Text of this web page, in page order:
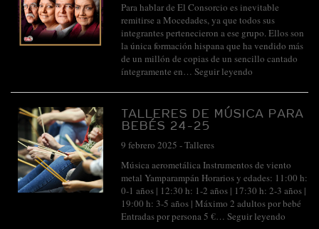
Para hablar de El Consorcio es inevitable
remitirse a Mocedades, ya que todos sus
integrantes pertenecieron a ese grupo. Ellos son
la única formación hispana que ha vendido más
de un millón de copias de un sencillo cantado
íntegramente en… Seguir leyendo
TALLERES DE MÚSICA PARA
BEBÉS 24-25
9 febrero 2025 -Talleres
Música aerometálica Instrumentos de viento
metal Yamparampán Horarios y edades: 11:00 h:
0-1 años | 12:30 h: 1-2 años | 17:30 h: 2-3 años |
19:00 h: 3-5 años | Máximo 2 adultos por bebé
Entradas por persona 5 €… Seguir leyendo